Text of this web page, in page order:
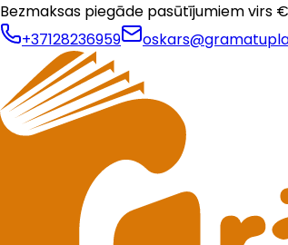
Bezmaksas piegāde pasūtījumiem virs €
+37128236959